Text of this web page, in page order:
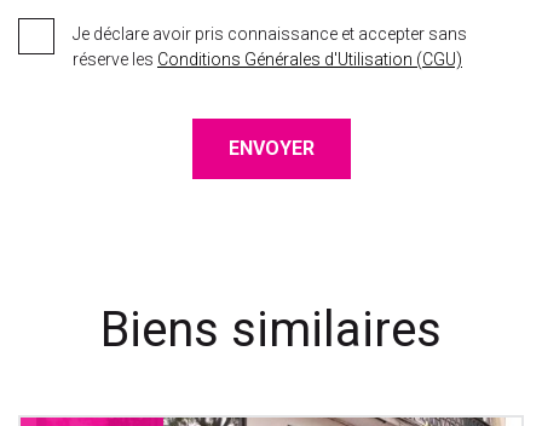
Je déclare avoir pris connaissance et accepter sans
réserve les Conditions Générales d'Utilisation (CGU)
ENVOYER
Biens similaires